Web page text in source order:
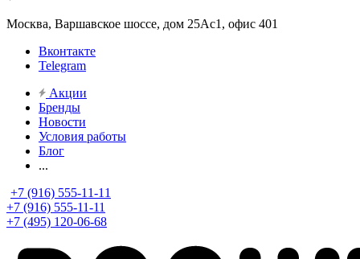
Москва, Варшавское шоссе, дом 25Аc1, офис 401
Вконтакте
Telegram
Акции
Бренды
Новости
Условия работы
Блог
...
+7 (916) 555-11-11
+7 (916) 555-11-11
+7 (495) 120-06-68